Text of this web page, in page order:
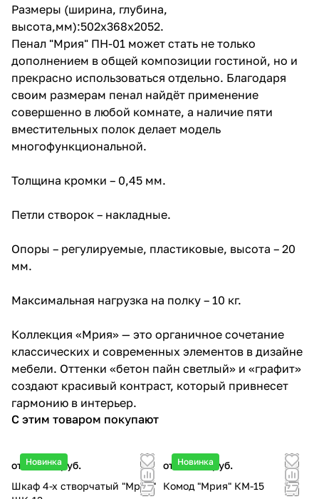
Размеры (ширина, глубина,
высота,мм):502x368x2052.
Пенал "Мрия" ПН-01 может стать не только
дополнением в общей композиции гостиной, но и
прекрасно использоваться отдельно. Благодаря
своим размерам пенал найдёт применение
совершенно в любой комнате, а наличие пяти
вместительных полок делает модель
многофункциональной.
Толщина кромки – 0,45 мм.
Петли створок – накладные.
Опоры – регулируемые, пластиковые, высота – 20
мм.
Максимальная нагрузка на полку – 10 кг.
Коллекция «Мрия» — это органичное сочетание
классических и современных элементов в дизайне
мебели. Оттенки «бетон пайн светлый» и «графит»
создают красивый контраст, который привнесет
гармонию в интерьер.
С этим товаром покупают
Новинка
от 27 440 руб.
Шкаф 4-х створчатый "Мрия"
Новинка
от 12 800 руб.
Комод "Мрия" КМ-15